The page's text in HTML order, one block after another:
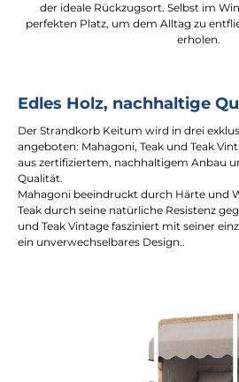
der ideale Rückzugsort. Selbst im
perfekten Platz, um dem Alltag zu
erholen.
Edles Holz, nachhaltige
Der Strandkorb Keitum wird in drei
angeboten: Mahagoni, Teak und Teak
aus zertifiziertem, nachhaltigem Anbau
Qualität.
Mahagoni beeindruckt durch Härte und
Teak durch seine natürliche Resistenz
und Teak Vintage fasziniert mit seiner
ein unverwechselbares Design..